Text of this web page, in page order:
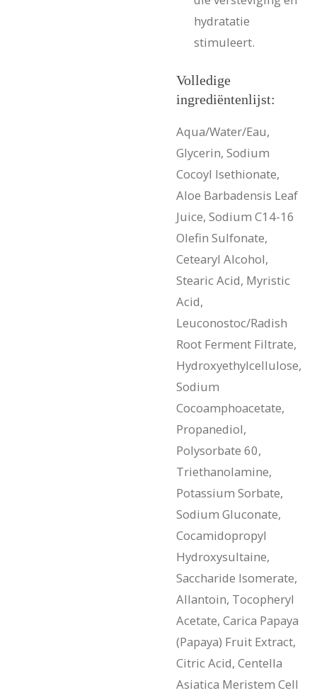
hydratatie
stimuleert.
Volledige
ingrediëntenlijst:
Aqua/Water/Eau,
Glycerin, Sodium
Cocoyl Isethionate,
Aloe Barbadensis Leaf
Juice, Sodium C14-16
Olefin Sulfonate,
Cetearyl Alcohol,
Stearic Acid, Myristic
Acid,
Leuconostoc/Radish
Root Ferment Filtrate,
Hydroxyethylcellulose,
Sodium
Cocoamphoacetate,
Propanediol,
Polysorbate 60,
Triethanolamine,
Potassium Sorbate,
Sodium Gluconate,
Cocamidopropyl
Hydroxysultaine,
Saccharide Isomerate,
Allantoin, Tocopheryl
Acetate, Carica Papaya
(Papaya) Fruit Extract,
Citric Acid, Centella
Asiatica Meristem Cell